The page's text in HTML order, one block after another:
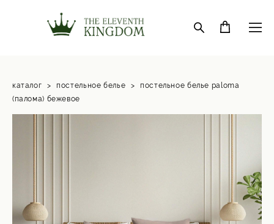
каталог > постельное белье >
постельное белье paloma
(палома) бежевое